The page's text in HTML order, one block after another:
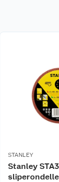
STANLEY
Stanley